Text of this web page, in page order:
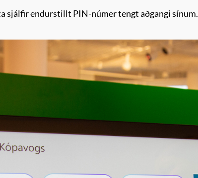
sjálfir endurstillt PIN-númer tengt aðgangi sínum.